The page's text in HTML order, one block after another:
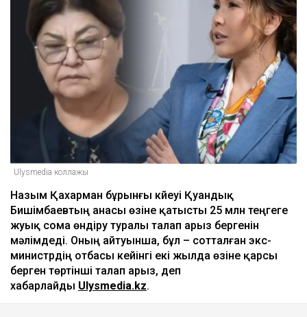
Бишімбаевтың анасы Назым
Қахарманнан 25 млн теңге талап
етті
Ulysmedia 06.08.2026, 09:30